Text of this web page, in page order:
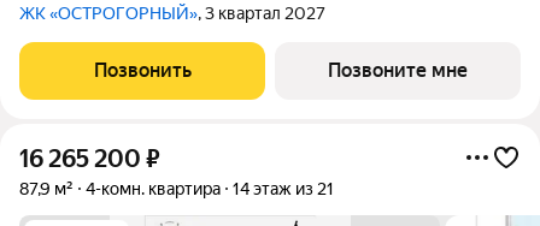
ЖК «ОСТРОГОРНЫЙ», 3 квартал 2027
Позвонить Позвоните мне
16 265 200 ₽
87,9 м² 4-комн. квартира 14 этаж из 21